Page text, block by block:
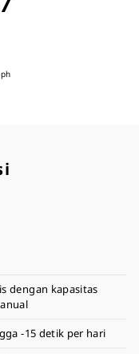
dengan kapasitas
-15 detik per hari